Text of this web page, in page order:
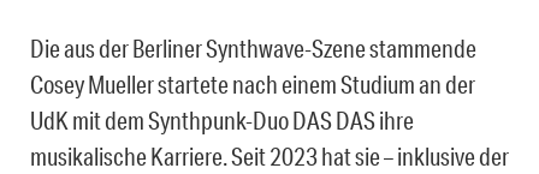
Die aus der Berliner Synthwave-Szene stammende
Cosey Mueller startete nach einem Studium an der
UdK mit dem Synthpunk-Duo DAS DAS ihre
musikalische Karriere. Seit 2023 hat sie – inklusive der